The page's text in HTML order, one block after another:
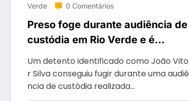
Verde 0 Comentários
Preso foge durante audiência de
custódia em Rio Verde e é
suspeito de matar servidor do IF
Goiano
Um detento identificado como João Vito
r Silva conseguiu fugir durante uma audiê
ncia de custódia realizada…